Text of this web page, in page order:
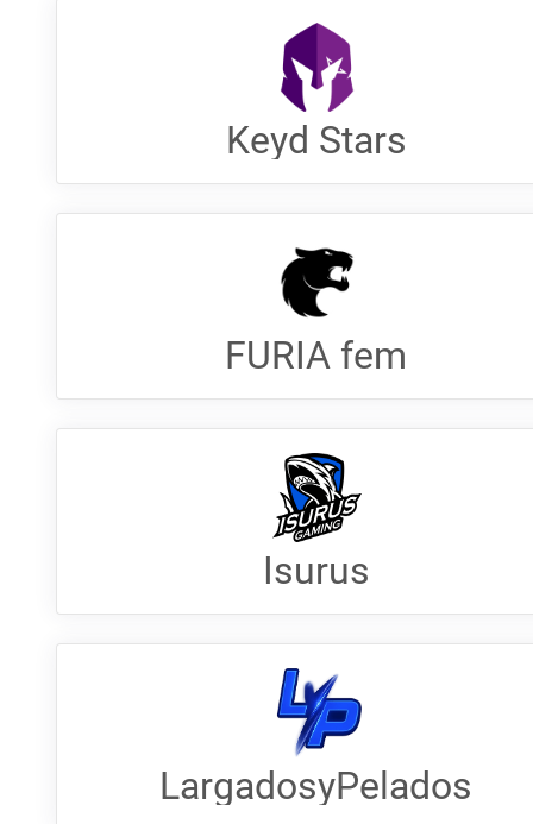
Keyd Stars
FURIA fem
Isurus
LargadosyPelados